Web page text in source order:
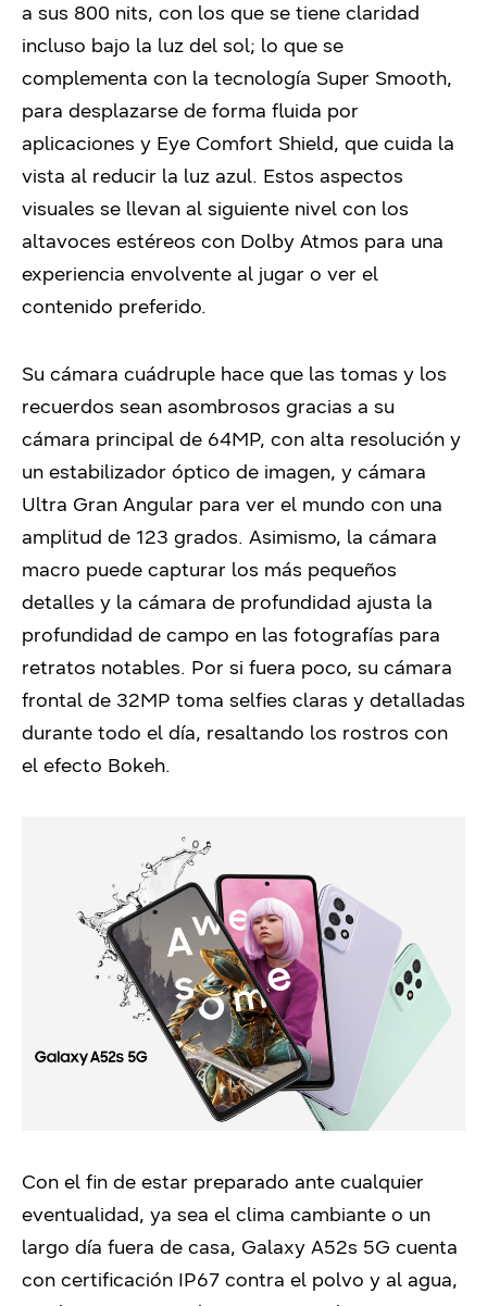
a sus 800 nits, con los que se tiene claridad
incluso bajo la luz del sol; lo que se
complementa con la tecnología Super Smooth,
para desplazarse de forma fluida por
aplicaciones y Eye Comfort Shield, que cuida la
vista al reducir la luz azul. Estos aspectos
visuales se llevan al siguiente nivel con los
altavoces estéreos con Dolby Atmos para una
experiencia envolvente al jugar o ver el
contenido preferido.
Su cámara cuádruple hace que las tomas y los
recuerdos sean asombrosos gracias a su
cámara principal de 64MP, con alta resolución y
un estabilizador óptico de imagen, y cámara
Ultra Gran Angular para ver el mundo con una
amplitud de 123 grados. Asimismo, la cámara
macro puede capturar los más pequeños
detalles y la cámara de profundidad ajusta la
profundidad de campo en las fotografías para
retratos notables. Por si fuera poco, su cámara
frontal de 32MP toma selfies claras y detalladas
durante todo el día, resaltando los rostros con
el efecto Bokeh.
Con el fin de estar preparado ante cualquier
eventualidad, ya sea el clima cambiante o un
largo día fuera de casa, Galaxy A52s 5G cuenta
con certificación IP67 contra el polvo y al agua,